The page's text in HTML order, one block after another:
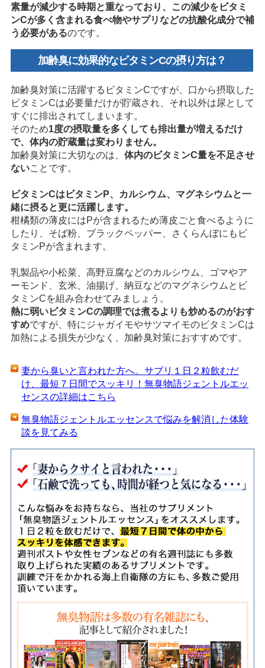
素量が減少する時期と重なっており、この減少をビタミ
ンCが多く含まれる食べ物やサプリなどの抗酸化成分で補
う必要があるのです。
加齢臭に効果的なビタミンCの摂り方は？
加齢臭対策に活躍するビタミンCですが、口から摂取した
ビタミンCは必要量だけが貯蔵され、それ以外は尿として
すぐに排出されてしまいます。
そのため1度の摂取量を多くしても排出量が増えるだけ
で、体内の貯蔵量は変わりません。
加齢臭対策に大切なのは、 体内のビタミンC量を不足させ
ないことです。
ビタミンCはビタミンP、カルシウム、マグネシウムと一
緒に摂ると更に活躍します。
柑橘類の薄皮にはPが含まれるため薄皮ごと食べるように
したり、そば粉、ブラックペッパー、さくらんぼにもビ
タミンPが含まれます。
乳製品や小松菜、高野豆腐などのカルシウム、ゴマやア
ーモンド、玄米、油揚げ、納豆などのマグネシウムとビ
タミンCを組み合わせてみましょう。
熱に弱いビタミンCの調理では煮るよりも炒めるのがおす
すめですが、特にジャガイモやサツマイモのビタミンCは
加熱による損失が少なく、加齢臭対策におすすめです。
妻から臭いと言われた方へ。サプリ１日２粒飲むだ
け、最短７日間でスッキリ！無臭物語ジェントルエッ
センスの詳細はこちら
無臭物語ジェントルエッセンスで悩みを解消した体験
談を見てみる